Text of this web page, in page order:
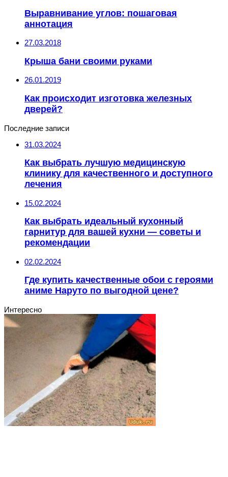
Выравнивание углов: пошаговая
аннотация
27.03.2018
Крыша бани своими руками
26.01.2019
Как происходит изготовка железных
дверей?
Последние записи
31.03.2024
Как выбрать лучшую медицинскую
клинику для качественного и доступного
лечения
15.02.2024
Как выбрать идеальный кухонный
гарнитур для вашей кухни — советы и
рекомендации
02.02.2024
Где купить качественные обои с героями
аниме Наруто по выгодной цене?
Интересно